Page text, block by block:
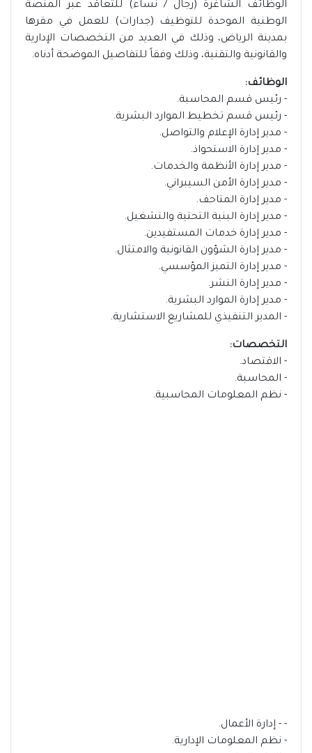
الوظائف الشاغرة (رجال / نساء) للتعاقد عبر المنصة
الوطنية الموحدة للتوظيف (جدارات) للعمل في مقرها
بمدينة الرياض، وذلك في العديد من التخصصات الإدارية
والقانونية والتقنية، وذلك وفقاً للتفاصيل الموضحة أدناه.
الوظائف:
- رئيس قسم المحاسبة.
- رئيس قسم تخطيط الموارد البشرية.
- مدير إدارة الإعلام والتواصل.
- مدير إدارة الاستحواذ.
- مدير إدارة الأنظمة والخدمات.
- مدير إدارة الأمن السيبراني.
- مدير إدارة المتاحف.
- مدير إدارة البنية التحتية والتشغيل.
- مدير إدارة خدمات المستفيدين.
- مدير إدارة الشؤون القانونية والامتثال.
- مدير إدارة التميز المؤسسي.
- مدير إدارة النشر.
- مدير إدارة الموارد البشرية.
- المدير التنفيذي للمشاريع الاستشارية.
التخصصات:
- الاقتصاد.
- المحاسبة.
- نظم المعلومات المحاسبية.
- - إدارة الأعمال.
- نظم المعلومات الإدارية.